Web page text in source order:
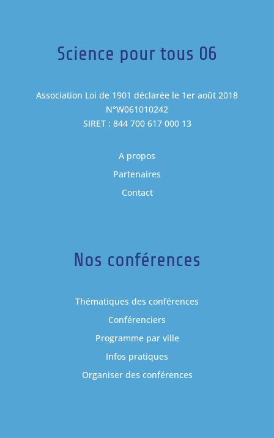
Science pour tous 06
Association Loi de 1901 déclarée le 1er août 2018
N°W061010242
SIRET : 844 700 617 000 13
A propos
Partenaires
Contact
Nos conférences
Thématiques des conférences
Conférenciers
Programme par ville
Infos pratiques
Organiser des conférences